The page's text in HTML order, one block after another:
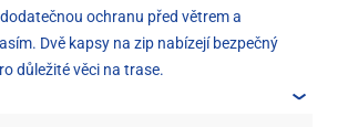
ochranu před větrem a
Dvě kapsy na zip nabízejí bezpečný
důležité věci na trase.